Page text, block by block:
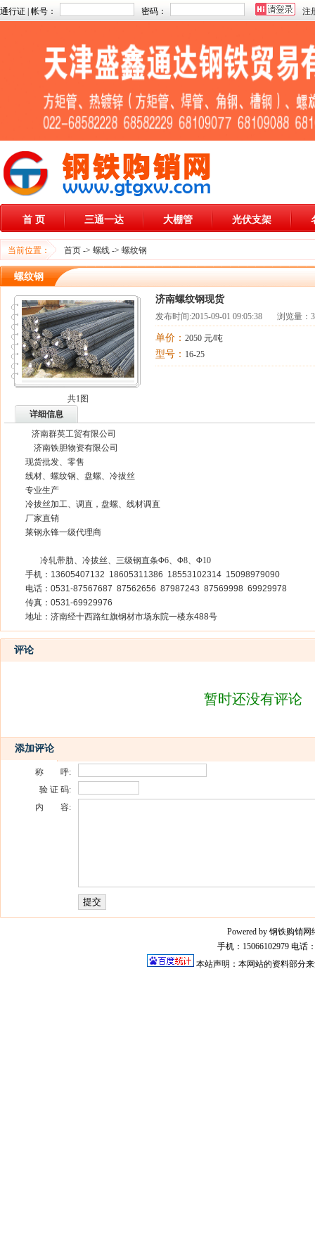
通行证 | 帐号： 密码： 注
首 页 三通一达 大棚管 光伏支架
当前位置： 首页 -> 螺线 -> 螺纹钢
螺纹钢
共1图
济南螺纹钢现货
发布时间:2015-09-01 09:05:38 浏览量：
单价： 2050 元/吨
型号： 16-25
详细信息
济南群英工贸有限公司
济南铁胆物资有限公司
现货批发、零售
线材、螺纹钢、盘螺、冷拔丝
专业生产
冷拔丝加工、调直，盘螺、线材调直
厂家直销
莱钢永锋一级代理商
冷轧带肋、冷拔丝、三级钢直条Φ6、 Φ8、 Φ10
手机： 13605407132 18605311386 18553102314 15098979090
电话： 0531-87567687 87562656 87987243 87569998 69929978
传真： 0531-69929976
地址：济南经十西路红旗钢材市场东院一楼东488号
评论
暂时还没有评论
添加评论
称 呼:
验 证 码:
内 容:
Powered by 钢铁购销网
手机：15066102979 电话
本站声明：本网站的资料部分